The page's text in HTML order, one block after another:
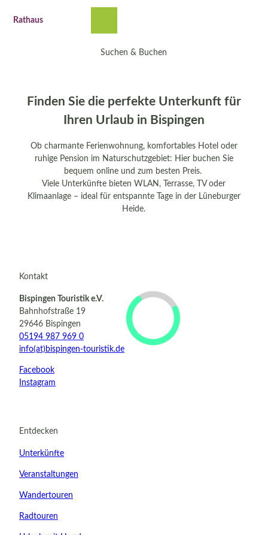
Rathaus
Suchen & Buchen
Finden Sie die perfekte Unterkunft für
Ihren Urlaub in Bispingen
Ob charmante Ferienwohnung, komfortables Hotel oder
ruhige Pension im Naturschutzgebiet: Hier buchen Sie
bequem online und zum besten Preis.
Viele Unterkünfte bieten WLAN, Terrasse, TV oder
Klimaanlage – ideal für entspannte Tage in der Lüneburger
Heide.
Kontakt
Bispingen Touristik e.V.
Bahnhofstraße 19
29646 Bispingen
05194 987 969 0
info(at)bispingen-touristik.de
Facebook
Instagram
Entdecken
Unterkünfte
Veranstaltungen
Wandertouren
Radtouren